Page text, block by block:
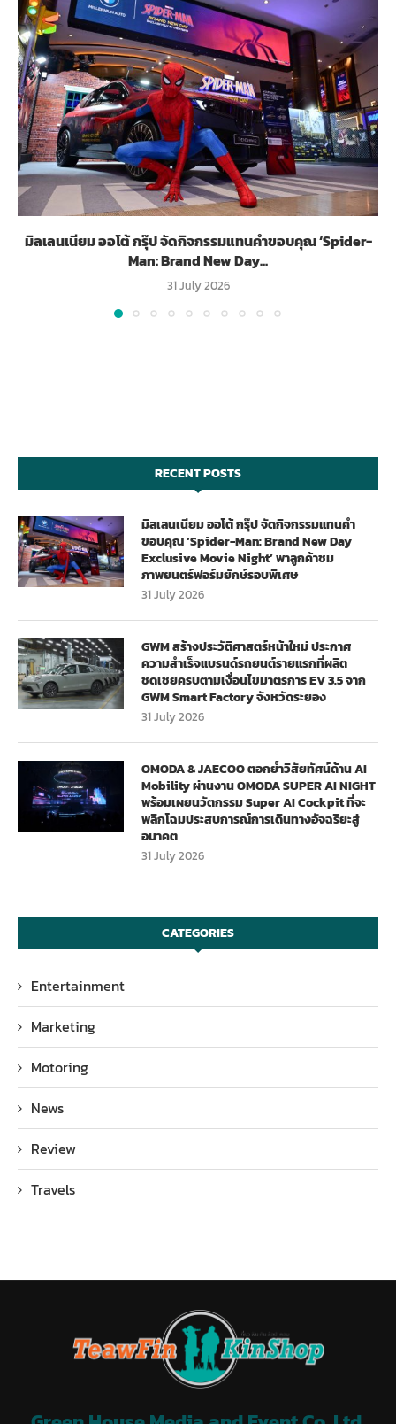
มิลเลนเนียม ออโต้ กรุ๊ป จัดกิจกรรมแทนคำขอบคุณ ‘Spider-
Man: Brand New Day...
31 July 2026
RECENT POSTS
มิลเลนเนียม ออโต้ กรุ๊ป จัดกิจกรรมแทนคำ
ขอบคุณ ‘Spider-Man: Brand New Day
Exclusive Movie Night’ พาลูกค้าชม
ภาพยนตร์ฟอร์มยักษ์รอบพิเศษ
31 July 2026
GWM สร้างประวัติศาสตร์หน้าใหม่ ประกาศ
ความสำเร็จแบรนด์รถยนต์รายแรกที่ผลิต
ชดเชยครบตามเงื่อนไขมาตรการ EV 3.5 จาก
GWM Smart Factory จังหวัดระยอง
31 July 2026
OMODA & JAECOO ตอกย้ำวิสัยทัศน์ด้าน AI
Mobility ผ่านงาน OMODA SUPER AI NIGHT
พร้อมเผยนวัตกรรม Super AI Cockpit ที่จะ
พลิกโฉมประสบการณ์การเดินทางอัจฉริยะสู่
อนาคต
31 July 2026
CATEGORIES
Entertainment
Marketing
Motoring
News
Review
Travels